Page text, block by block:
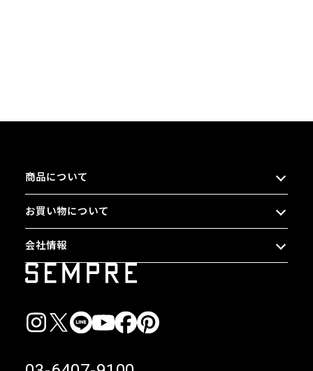
商品について
お買い物について
会社情報